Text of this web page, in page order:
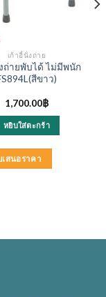
เก้าอี้นั่งถ่าย
ถ่ายพับได้ ไม่มีพนัก
สีขาว)
1,700.00฿
หยิบใส่ตะกร้า
เสนอราคา